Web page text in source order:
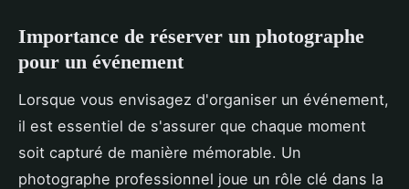
Importance de réserver un photographe
pour un événement
Lorsque vous envisagez d'organiser un événement,
il est essentiel de s'assurer que chaque moment
soit capturé de manière mémorable. Un
photographe professionnel joue un rôle clé dans la